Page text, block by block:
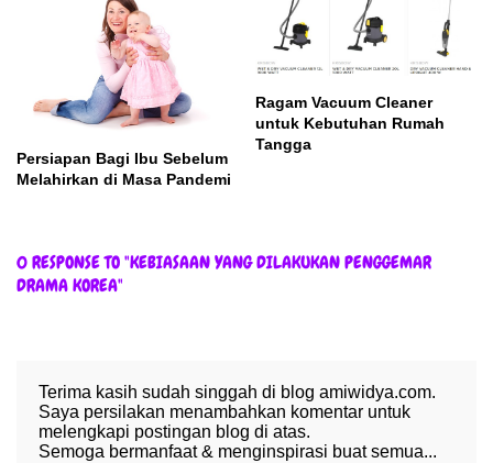
Persiapan Bagi Ibu Sebelum
Melahirkan di Masa Pandemi
Ragam Vacuum Cleaner
untuk Kebutuhan Rumah
Tangga
0 RESPONSE TO "KEBIASAAN YANG DILAKUKAN PENGGEMAR
DRAMA KOREA"
Terima kasih sudah singgah di blog amiwidya.com.
Saya persilakan menambahkan komentar untuk
melengkapi postingan blog di atas.
Semoga bermanfaat & menginspirasi buat semua...